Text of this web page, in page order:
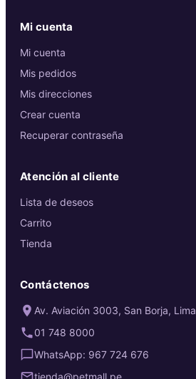
Mi cuenta
Mi cuenta
Mis pedidos
Mis direcciones
Crear cuenta
Recuperar contraseña
Atención al cliente
Lista de deseos
Carrito
Tienda
Contáctenos
Av. Aviación 3003, San Borja, Lima
01 748 8000
WhatsApp: 967 724 676
tienda@petmall.pe